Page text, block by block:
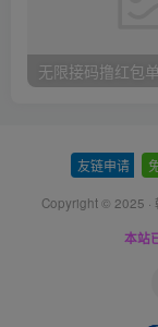
友链申请
Copyright © 2025 ·
本站